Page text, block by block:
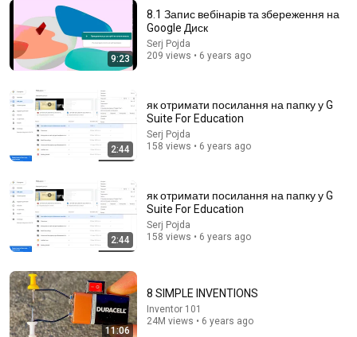
USA vs. Europe 🇺🇸🇪🇺 Why after 7 years in the US I
realized I couldn't live in Europe | Ukrainians...
УКРАЇНКА В США 🇺🇦
Auto-dubbed
111K views
МУДРАЯ ЖЕНЩИНА ｜ Рассказ, который трогает до
глубины души. Очень сильная история ｜ Аудио
рассказ.
Душевный Мир Историй
New 106K views
9:23
8.1 Запис вебінарів та збереження на
Google Диск
Serj Pojda
209 views • 6 years ago
2:44
як отримати посилання на папку у G
Suite For Education
Serj Pojda
158 views • 6 years ago
2:44
як отримати посилання на папку у G
Suite For Education
Serj Pojda
158 views • 6 years ago
11:06
8 SIMPLE INVENTIONS
Inventor 101
24M views • 6 years ago